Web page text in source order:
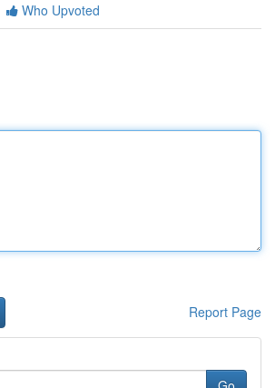
Who Upvoted
Report Page